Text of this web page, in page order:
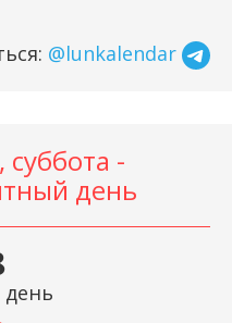
@lunkalendar
, суббота -
день